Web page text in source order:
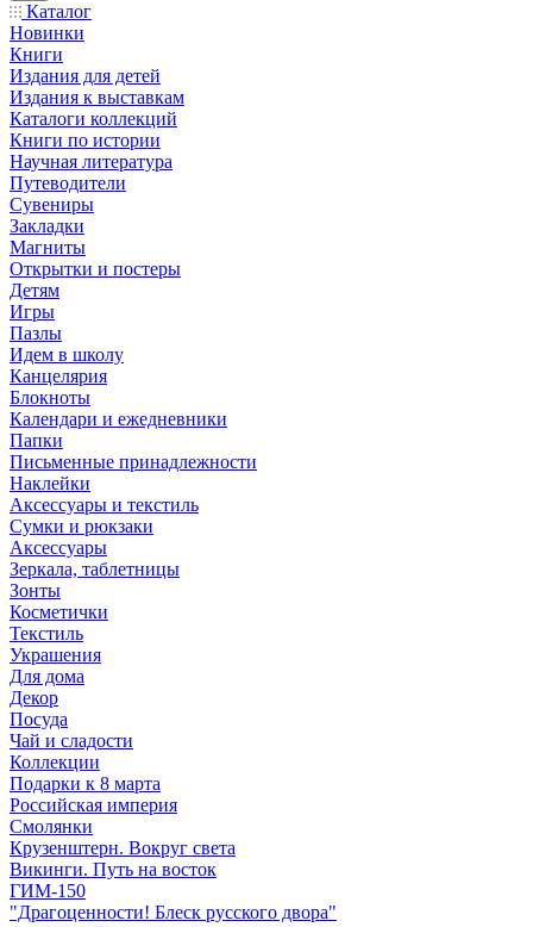
Каталог
Новинки
Книги
Издания для детей
Издания к выставкам
Каталоги коллекций
Книги по истории
Научная литература
Путеводители
Сувениры
Закладки
Магниты
Открытки и постеры
Детям
Игры
Пазлы
Идем в школу
Канцелярия
Блокноты
Календари и ежедневники
Папки
Письменные принадлежности
Наклейки
Аксессуары и текстиль
Сумки и рюкзаки
Аксессуары
Зеркала, таблетницы
Зонты
Косметички
Текстиль
Украшения
Для дома
Декор
Посуда
Чай и сладости
Коллекции
Подарки к 8 марта
Российская империя
Смолянки
Крузенштерн. Вокруг света
Викинги. Путь на восток
ГИМ-150
"Драгоценности! Блеск русского двора"